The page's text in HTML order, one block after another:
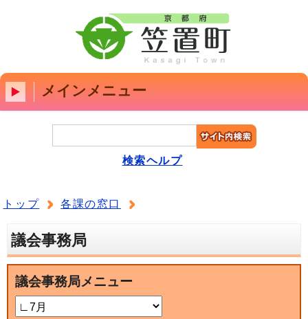
メインメニュー
検索ヘルプ
トップ 各課の窓口
議会事務局
議会事務局メニュー